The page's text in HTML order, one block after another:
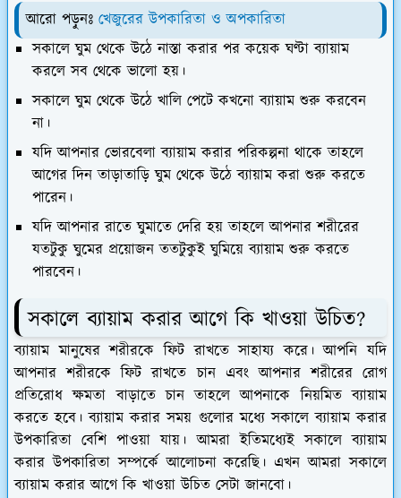
আরো পড়ুনঃ খেজুরের উপকারিতা ও অপকারিতা
সকালে ঘুম থেকে উঠে নাস্তা করার পর কয়েক ঘণ্টা ব্যায়াম
করলে সব থেকে ভালো হয়।
সকালে ঘুম থেকে উঠে খালি পেটে কখনো ব্যায়াম শুরু করবেন
না।
যদি আপনার ভোরবেলা ব্যায়াম করার পরিকল্পনা থাকে তাহলে
আগের দিন তাড়াতাড়ি ঘুম থেকে উঠে ব্যায়াম করা শুরু করতে
পারেন।
যদি আপনার রাতে ঘুমাতে দেরি হয় তাহলে আপনার শরীরের
যতটুকু ঘুমের প্রয়োজন ততটুকুই ঘুমিয়ে ব্যায়াম শুরু করতে
পারবেন।
সকালে ব্যায়াম করার আগে কি খাওয়া উচিত?
ব্যায়াম মানুষের শরীরকে ফিট রাখতে সাহায্য করে। আপনি যদি
আপনার শরীরকে ফিট রাখতে চান এবং আপনার শরীরের রোগ
প্রতিরোধ ক্ষমতা বাড়াতে চান তাহলে আপনাকে নিয়মিত ব্যায়াম
করতে হবে। ব্যায়াম করার সময় গুলোর মধ্যে সকালে ব্যায়াম করার
উপকারিতা বেশি পাওয়া যায়। আমরা ইতিমধ্যেই সকালে ব্যায়াম
করার উপকারিতা সম্পর্কে আলোচনা করেছি। এখন আমরা সকালে
ব্যায়াম করার আগে কি খাওয়া উচিত সেটা জানবো।